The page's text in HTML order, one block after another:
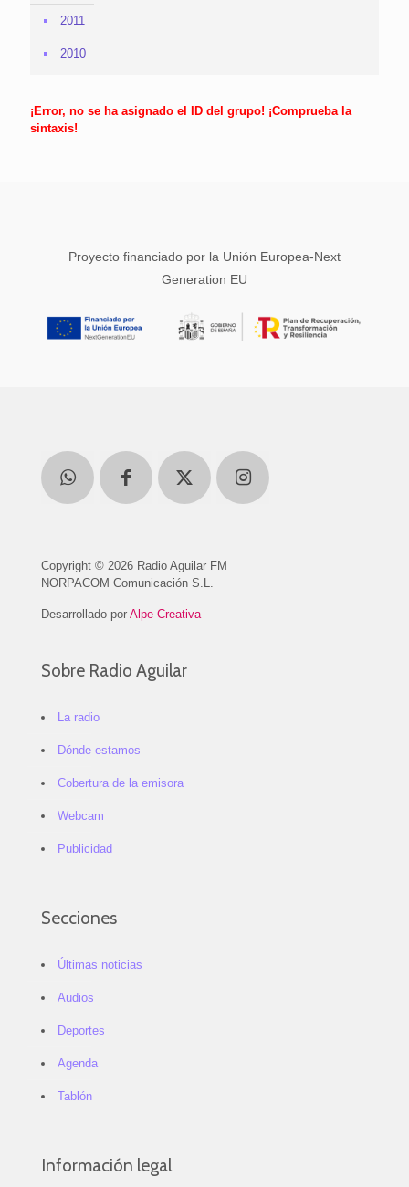
2011
2010
¡Error, no se ha asignado el ID del grupo! ¡Comprueba la
sintaxis!
Proyecto financiado por la Unión Europea-Next
Generation EU
Copyright © 2026 Radio Aguilar FM
NORPACOM Comunicación S.L.
Desarrollado por Alpe Creativa
Sobre Radio Aguilar
La radio
Dónde estamos
Cobertura de la emisora
Webcam
Publicidad
Secciones
Últimas noticias
Audios
Deportes
Agenda
Tablón
Información legal